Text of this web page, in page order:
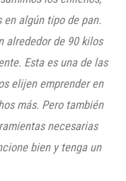
en algún tipo de pan.
alrededor de 90 kilos
Esta es una de las
elijen emprender en
más. Pero también
necesarias
bien y tenga un